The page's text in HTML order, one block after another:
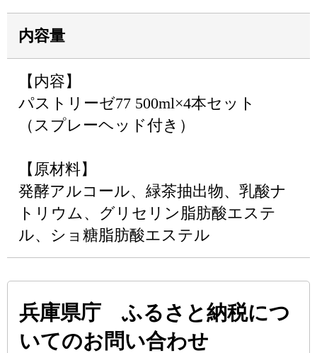
内容量
【内容】
パストリーゼ77 500ml×4本セット
（スプレーヘッド付き）
【原材料】
発酵アルコール、緑茶抽出物、乳酸ナ
トリウム、グリセリン脂肪酸エステ
ル、ショ糖脂肪酸エステル
兵庫県庁 ふるさと納税につ
いてのお問い合わせ